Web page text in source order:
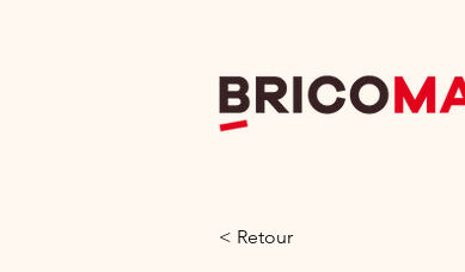
< Retour